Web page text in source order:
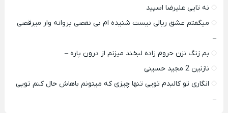
نه تایی علیرضا اسپید
میگفتم عشق ریالی نیست شنیده ام بی نقصی پروانه وار میرقصی
–
بم زنگ نزن حروم زاده لبخند میزنم از درون پاره –
نازنین 2 مجید حسینی
انگاری تو کالبدم تویی تنها چیزی که میتونم باهاش حال کنم تویی
–